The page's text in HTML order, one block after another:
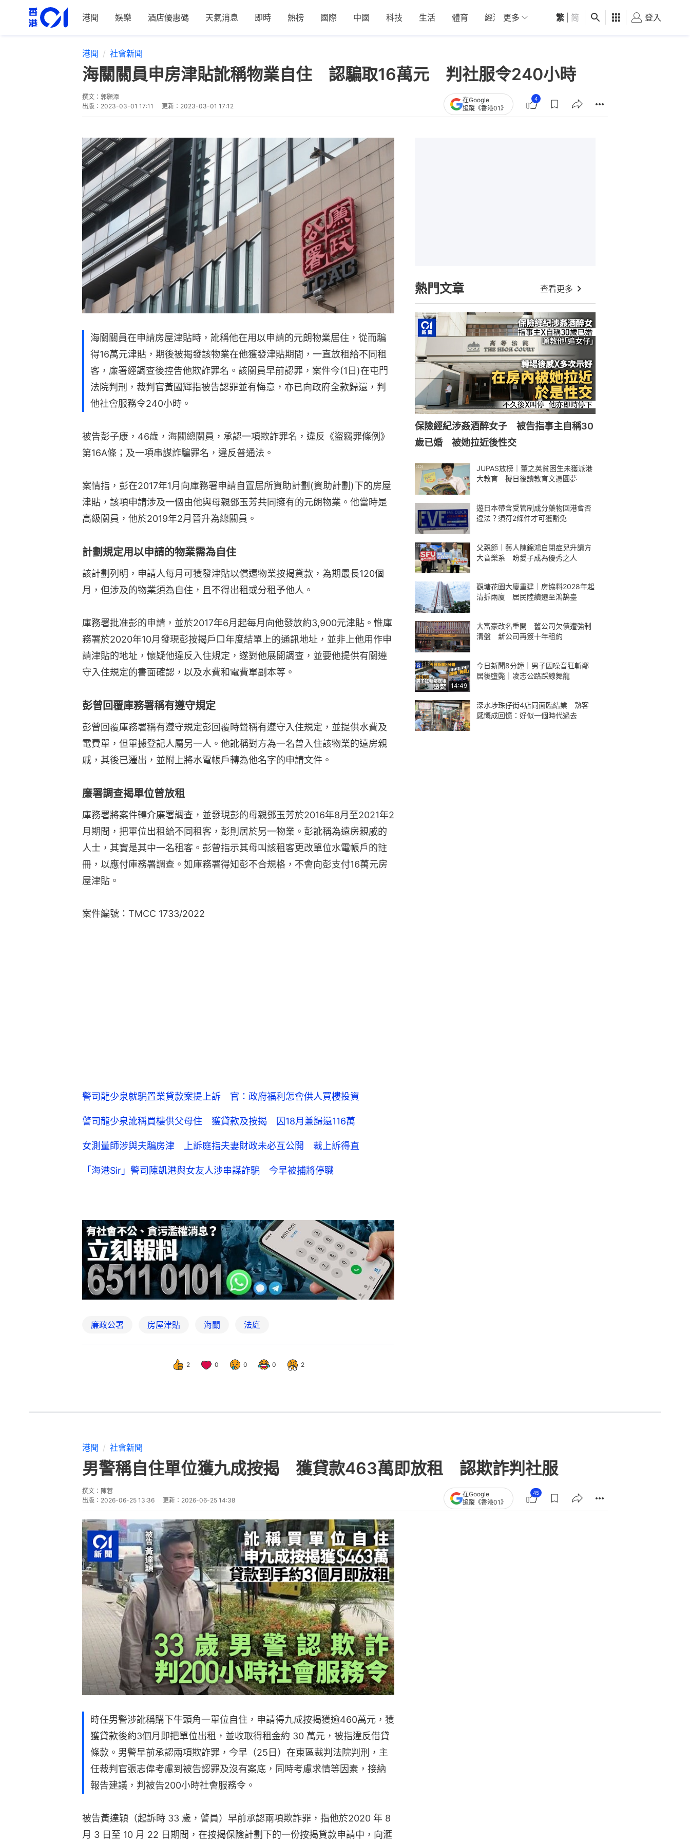
港聞 娛樂 酒店優惠碼 天氣消息 即時 熱榜 國際 中國 科技 生活 體育 經濟 01深圳 觀點 健康 好食玩飛
更多 繁 简 登入
港聞 社會新聞
海關關員申房津貼訛稱物業自住 認騙取16萬元 判社服令240小時
撰文： 郭顥添
出版： 2023-03-01 17:11 更新： 2023-03-01 17:12
在Google
追蹤《香港01》
4
海關關員在申請房屋津貼時，訛稱他在用以申請的元朗物業居住，從而騙
得16萬元津貼，期後被揭發該物業在他獲發津貼期間，一直放租給不同租
客，廉署經調查後控告他欺詐罪名。該關員早前認罪，案件今(1日)在屯門
法院判刑，裁判官黃國輝指被告認罪並有悔意，亦已向政府全款歸還，判
他社會服務令240小時。
被告彭子康，46歲，海關總關員，承認一項欺詐罪名，違反《盜竊罪條例》
第16A條；及一項串謀詐騙罪名，違反普通法。
案情指，彭在2017年1月向庫務署申請自置居所資助計劃(資助計劃)下的房屋
津貼，該項申請涉及一個由他與母親鄧玉芳共同擁有的元朗物業。他當時是
高級關員，他於2019年2月晉升為總關員。
計劃規定用以申請的物業需為自住
該計劃列明，申請人每月可獲發津貼以償還物業按揭貸款，為期最長120個
月，但涉及的物業須為自住，且不得出租或分租予他人。
庫務署批准彭的申請，並於2017年6月起每月向他發放約3,900元津貼。惟庫
務署於2020年10月發現彭按揭戶口年度結單上的通訊地址，並非上他用作申
請津貼的地址，懷疑他違反入住規定，遂對他展開調查，並要他提供有關遵
守入住規定的書面確認，以及水費和電費單副本等。
彭曾回覆庫務署稱有遵守規定
彭曾回覆庫務署稱有遵守規定彭回覆時聲稱有遵守入住規定，並提供水費及
電費單，但單據登記人屬另一人。他訛稱對方為一名曾入住該物業的遠房親
戚，其後已遷出，並附上將水電帳戶轉為他名字的申請文件。
廉署調查揭單位曾放租
庫務署將案件轉介廉署調查，並發現彭的母親鄧玉芳於2016年8月至2021年2
月期間，把單位出租給不同租客，彭則居於另一物業。彭訛稱為遠房親戚的
人士，其實是其中一名租客。彭曾指示其母叫該租客更改單位水電帳戶的註
冊，以應付庫務署調查。如庫務署得知彭不合規格，不會向彭支付16萬元房
屋津貼。
案件編號：TMCC 1733/2022
警司龍少泉就騙置業貸款案提上訴 官：政府福利怎會供人買樓投資
警司龍少泉訛稱買樓供父母住 獲貸款及按揭 囚18月兼歸還116萬
女測量師涉與夫騙房津 上訴庭指夫妻財政未必互公開 裁上訴得直
「海港Sir」警司陳凱港與女友人涉串謀詐騙 今早被捕將停職
廉政公署 房屋津貼 海關 法庭
2 0 0 0 2
熱門文章 查看更多
保險經紀涉姦酒醉女子 被告指事主自稱30
歲已婚 被她拉近後性交
JUPAS放榜｜董之英貧困生未獲派港
大教育 擬日後讀教育文憑圓夢
遊日本帶含受管制成分藥物回港會否
違法？須符2條件才可獲豁免
父親節｜藝人陳錦鴻自閉症兒升讀方
大音樂系 盼愛子成為優秀之人
觀塘花園大廈重建｜房協料2028年起
清拆兩廈 居民陸續遷至鴻鵠臺
大富豪改名重開 舊公司欠債遭強制
清盤 新公司再簽十年租約
14:49
今日新聞8分鐘｜男子因噪音狂斬鄰
居後墮斃｜凌志公路踩線舞龍
深水埗珠仔街4店同面臨結業 熟客
感慨成回憶：好似一個時代過去
港聞 社會新聞
男警稱自住單位獲九成按揭 獲貸款463萬即放租 認欺詐判社服
撰文： 陳蓉
出版： 2026-06-25 13:36 更新： 2026-06-25 14:38
在Google
追蹤《香港01》
45
時任男警涉訛稱購下牛頭角一單位自住，申請得九成按揭獲逾460萬元，獲
獲貸款後約3個月即把單位出租，並收取得租金約 30 萬元，被指違反借貸
條款。男警早前承認兩項欺詐罪，今早（25日）在東區裁判法院判刑，主
任裁判官張志偉考慮到被告認罪及沒有案底，同時考慮求情等因素，接納
報告建議，判被告200小時社會服務令。
被告黃達穎（起訴時 33 歲，警員）早前承認兩項欺詐罪，指他於2020 年 8
月 3 日至 10 月 22 日期間，在按揭保險計劃下的一份按揭貸款申請中，向滙